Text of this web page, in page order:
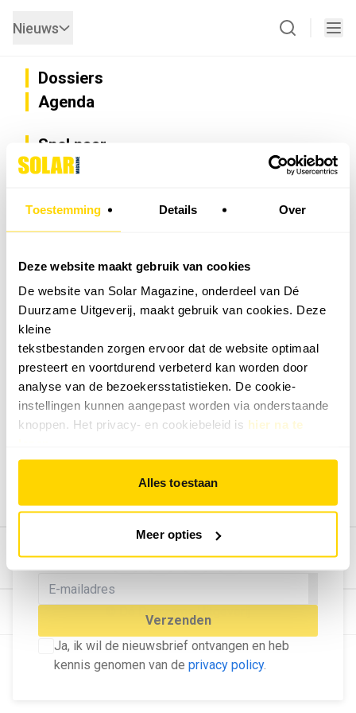
Toestemming Details Over
Deze website maakt gebruik van cookies
De website van Solar Magazine, onderdeel van Dé
Duurzame Uitgeverij, maakt gebruik van cookies. Deze
kleine
tekstbestanden zorgen ervoor dat de website optimaal
presteert en voortdurend verbeterd kan worden door
analyse van de bezoekersstatistieken. De cookie-
instellingen kunnen aangepast worden via onderstaande
knoppen. Het privacy- en cookiebeleid is hier na te
Alles toestaan
Meer opties
MELD U AAN VOOR ONZE
NIEUWSBRIEF
Blijf op de hoogte van het laatste nieuws!
Verzenden
Ja, ik wil de nieuwsbrief ontvangen en heb
kennis genomen van de privacy policy.
Nieuws
Dossiers
Agenda
Snel naar
Privacy
Nieuwsbrief
Vacatures
Installateurzoeker
Cookievoorkeuren wijzigen
English
Geef ons feedback
Vertel ons wat je van onze website vindt.
Tip de redactie
Bekijk hier de mogelijkheden.
© Dé Duurzame Uitgeverij